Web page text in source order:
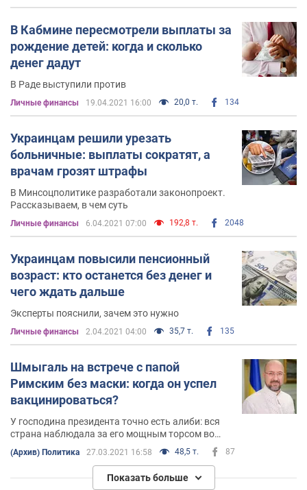
В Кабмине пересмотрели выплаты за
рождение детей: когда и сколько
денег дадут
В Раде выступили против
Личные финансы 19.04.2021 16:00 20,0 т. 134
Украинцам решили урезать
больничные: выплаты сократят, а
врачам грозят штрафы
В Минсоцполитике разработали законопроект.
Рассказываем, в чем суть
Личные финансы 6.04.2021 07:00 192,8 т. 2048
Украинцам повысили пенсионный
возраст: кто останется без денег и
чего ждать дальше
Эксперты пояснили, зачем это нужно
Личные финансы 2.04.2021 04:00 35,7 т. 135
Шмыгаль на встрече с папой
Римским без маски: когда он успел
вакцинироваться?
У господина президента точно есть алиби: вся
страна наблюдала за его мощным торсом во
время прививки вакциной COVISHIELD. А вот
прививки Шмыгаля в прямом эфире нам
увидеть не пришлось
(Архив) Политика 27.03.2021 16:58 48,5 т. 87
Показать больше